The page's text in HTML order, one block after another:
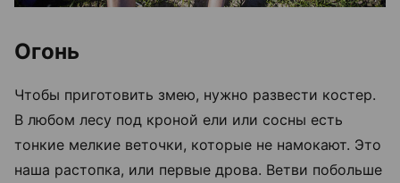
Огонь
Чтобы приготовить змею, нужно развести костер.
В любом лесу под кроной ели или сосны есть
тонкие мелкие веточки, которые не намокают. Это
наша растопка, или первые дрова. Ветви побольше